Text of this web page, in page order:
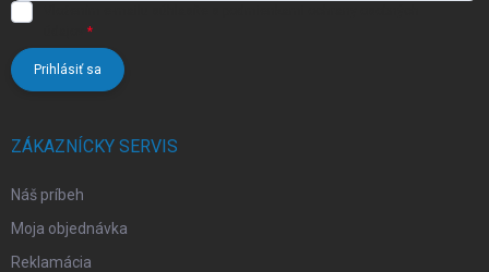
Prihlásiť sa
ZÁKAZNÍCKY SERVIS
Náš príbeh
Moja objednávka
Reklamácia